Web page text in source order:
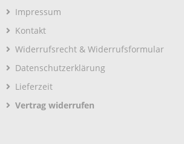
Impressum
Kontakt
Widerrufsrecht & Widerrufsformular
Datenschutzerklärung
Lieferzeit
Vertrag widerrufen